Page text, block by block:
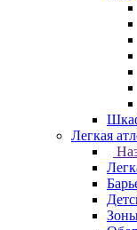
Легкая